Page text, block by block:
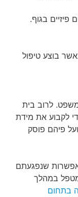
בגוף.
בוצע טיפול
לרוב בית
לקבוע את מידת
פיהם פוסק
שנפגעתם
במהלך
בתחום